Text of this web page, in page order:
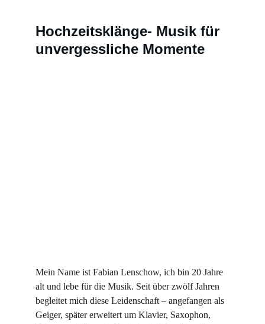
Hochzeitsklänge- Musik für
unvergessliche Momente
Mein Name ist Fabian Lenschow, ich bin 20 Jahre
alt und lebe für die Musik. Seit über zwölf Jahren
begleitet mich diese Leidenschaft – angefangen als
Geiger, später erweitert um Klavier, Saxophon,